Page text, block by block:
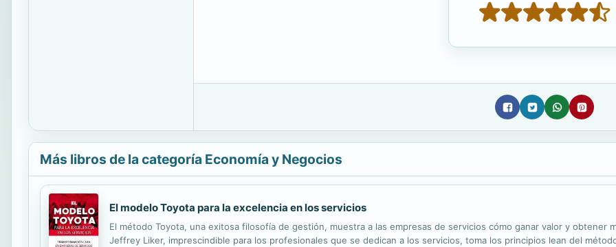
Más libros de la categoría Economía y Negocios
El modelo Toyota para la excelencia en los servicios
El método Toyota, una exitosa filosofía de gestión, muestra a las empresas de servicios cómo ganar valor y obtener
Jeffrey Liker, imprescindible para los profesionales que se dedican a los servicios, toma los principios lean del